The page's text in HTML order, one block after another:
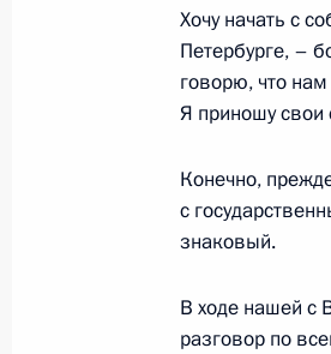
2 сентября 2016
Хочу начать с
Петербурге, –
говорю, что
Я приношу
Конечно,
с
знаковый.
В ходе нашей с
разговор по